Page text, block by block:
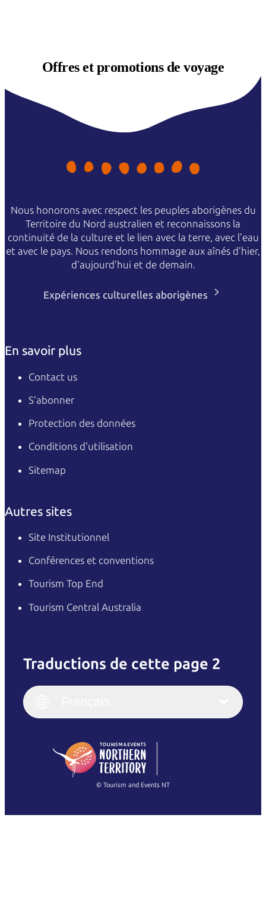
Offres etpromotions de voyage
Nous honorons avec respect les peuples aborigènes du
Territoire du Nord australien et reconnaissons la
continuité de la culture et le lien avec la terre, avec l'eau
et avec le pays. Nous rendons hommage aux aînés d'hier,
d'aujourd'hui et de demain.
Expériences culturelles aborigènes
En savoir plus
Contact us
S’abonner
Protection des données
Conditions d'utilisation
Sitemap
Autres sites
Site Institutionnel
Conférences et conventions
Tourism Top End
Tourism Central Australia
Traductions de cette page 2
English
(Singapore)
Français
Italiano
繁體中文
© Tourism and Events NT